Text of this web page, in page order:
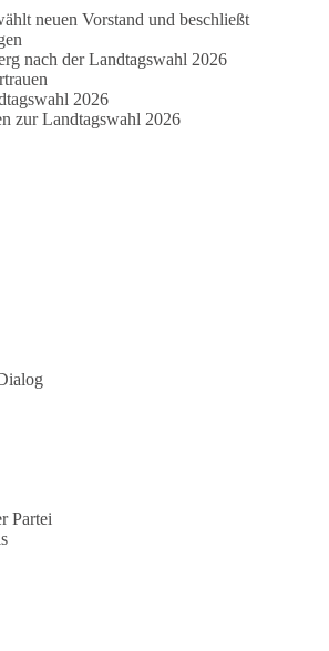
neuen Vorstand und beschließt
nach der Landtagswahl 2026
2026
zur Landtagswahl 2026
Partei